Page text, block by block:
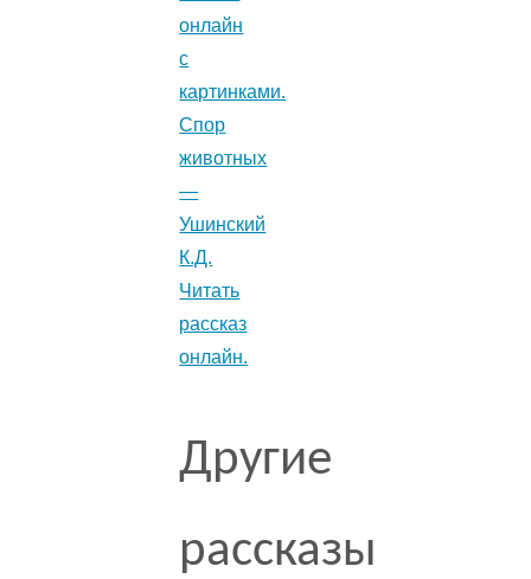
онлайн
с
картинками.
Спор
животных
—
Ушинский
К.Д.
Читать
рассказ
онлайн.
Другие
рассказы